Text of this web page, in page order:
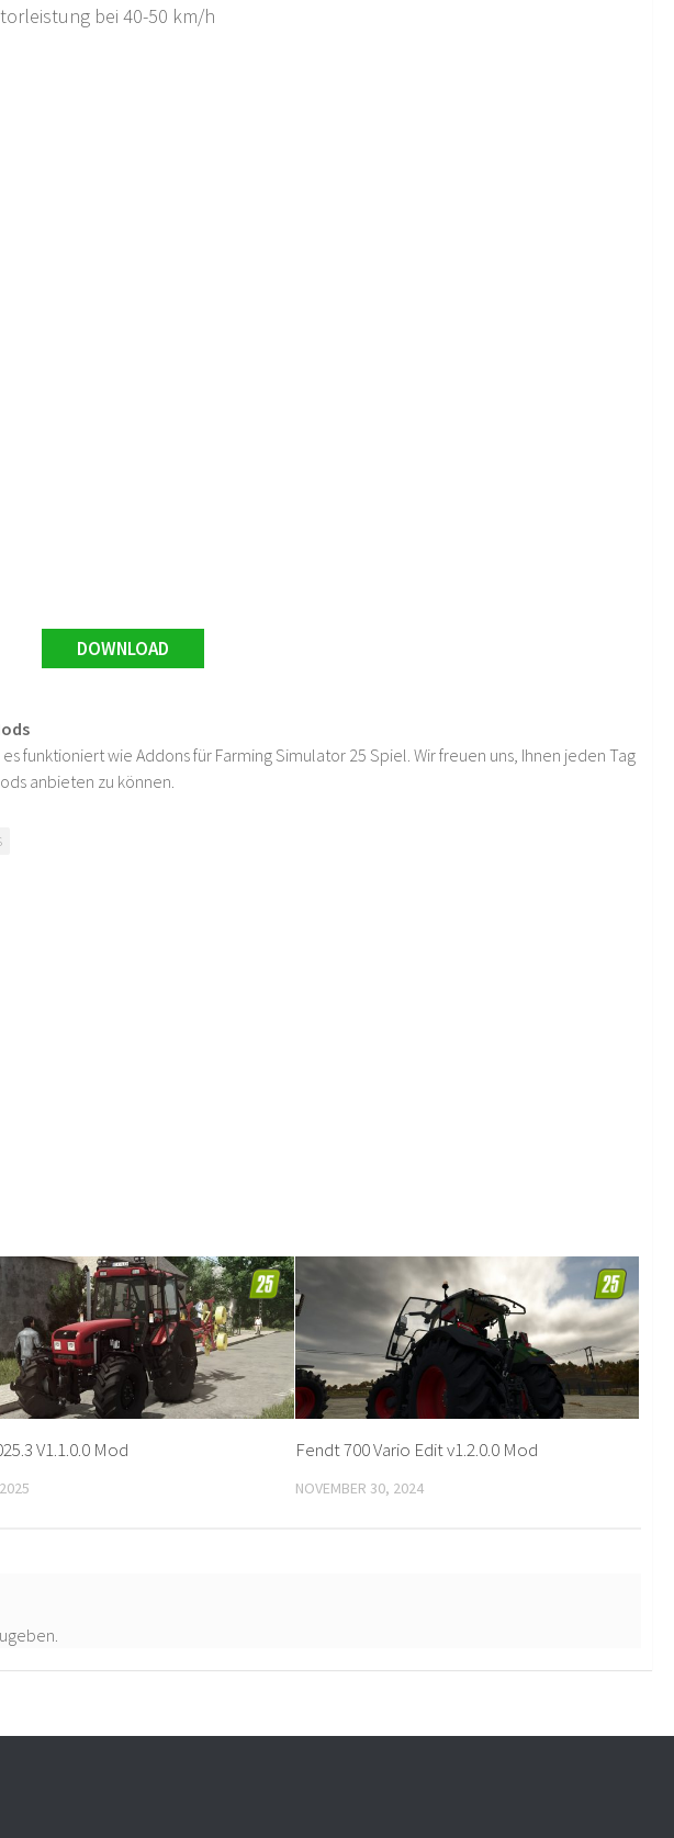
bei 40-50 km/h
DOWNLOAD
funktioniert wie Addons für Farming Simulator 25 Spiel. Wir freuen uns, Ihnen jeden Tag
anbieten zu können.
V1.1.0.0 Mod Fendt 700 Vario Edit v1.2.0.0 Mod
NOVEMBER 30, 2024